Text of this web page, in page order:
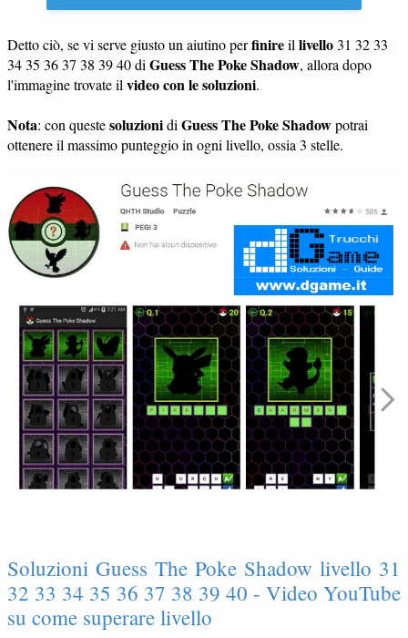
Detto ciò, se vi serve giusto un aiutino perfinireil livello31 32 33
34 35 36 37 38 39 40 di Guess The Poke Shadow, allora dopo
l'immagine trovate il video con le soluzioni.
Nota: con questesoluzionidi Guess The Poke Shadowpotrai
ottenere il massimo punteggio in ogni livello, ossia 3 stelle.
Soluzioni Guess The Poke Shadow livello 31
32 33 34 35 36 37 38 39 40 - Video YouTube
su come superare livello